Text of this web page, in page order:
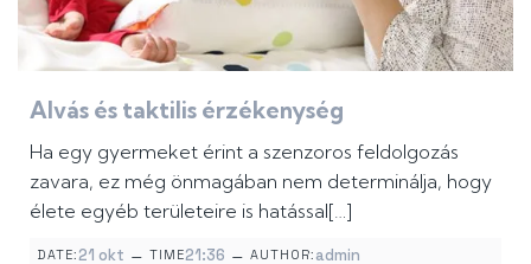
Alvás és taktilis érzékenység
Ha egy gyermeket érint a szenzoros feldolgozás
zavara, ez még önmagában nem determinálja, hogy
élete egyéb területeire is hatással[…]
DATE:21 okt – TIME21:36 – AUTHOR: admin